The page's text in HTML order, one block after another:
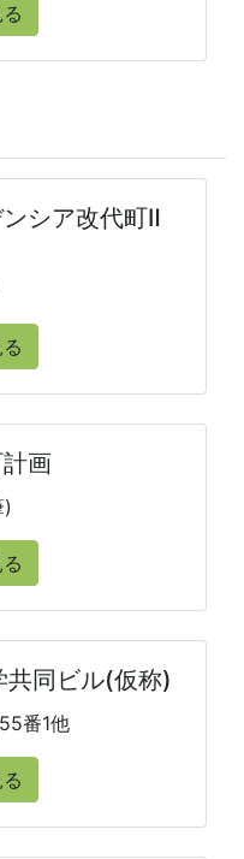
シア改代町Ⅱ
画
共同ビル(仮称)
番1他